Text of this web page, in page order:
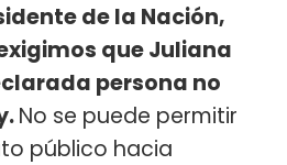
de la Nación,
que Juliana
persona no
No se puede permitir
público hacia